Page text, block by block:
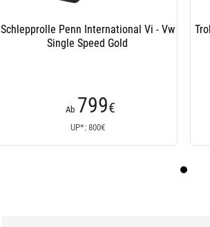
Schlepprolle Penn International Vi - Vw
Single Speed Gold
Ab 799€
UP*: 800€